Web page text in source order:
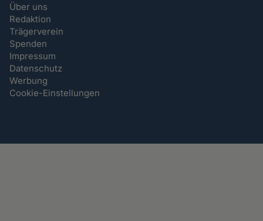
Über uns
Redaktion
Trägerverein
Spenden
Impressum
Datenschutz
Werbung
Cookie-Einstellungen